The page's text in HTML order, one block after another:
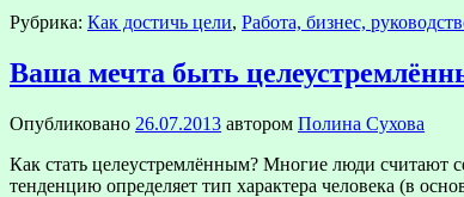
Рубрика: Как достичь цели, Работа, бизнес,
Ваша мечта быть
Опубликовано 26.07.2013 автором Полина Сухова
Как стать целеустремлённым? Многие люди считают
тенденцию определяет тип характера человека (в